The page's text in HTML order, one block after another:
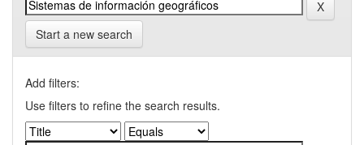
Start a new search
Add filters:
Use filters to refine the search results.